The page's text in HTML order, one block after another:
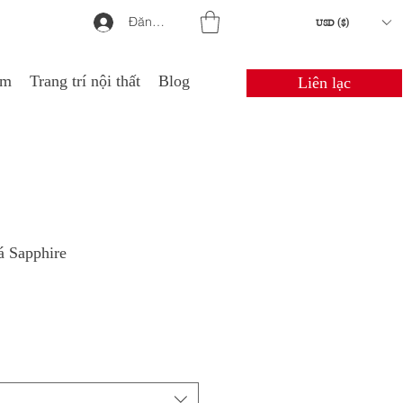
Đăng nhập USD ($)
Trang trí nội thất Blog Liên lạc
Sapphire